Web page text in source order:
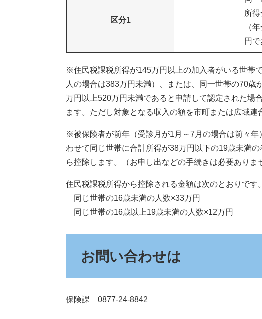
区分1
所
（
円
※住民税課税所得が145万円以上の加入者がいる世帯
人の場合は383万円未満）、または、同一世帯の70
万円以上520万円未満であると申請して認定された場
ます。ただし対象となる収入の額を市町または広域
※被保険者が前年（受診月が1月～7月の場合は前々
わせて同じ世帯に合計所得が38万円以下の19歳未満
ら控除します。（お申し出などの手続きは必要ありま
住民税課税所得から控除される金額は次のとおりです。
同じ世帯の16歳未満の人数×33万円
同じ世帯の16歳以上19歳未満の人数×12万円
お問い合わせは
保険課 0877-24-8842